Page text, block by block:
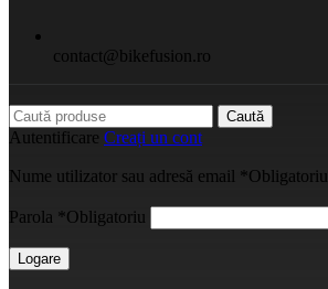
contact@bikefusion.ro
Caută
Autentificare Creați un cont
Nume utilizator sau adresă email *Obligatoriu
Parola *Obligatoriu
Logare